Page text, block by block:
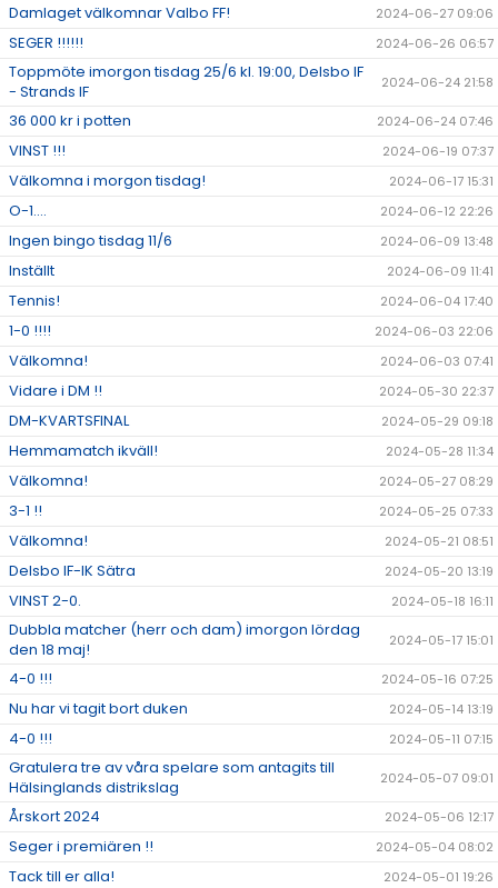
Damlaget välkomnar Valbo FF! 2024-06-27 09:06
SEGER !!!!!! 2024-06-26 06:57
Toppmöte imorgon tisdag 25/6 kl. 19:00, Delsbo IF
- Strands IF
2024-06-24 21:58
36 000 kr i potten 2024-06-24 07:46
VINST !!! 2024-06-19 07:37
Välkomna i morgon tisdag! 2024-06-17 15:31
O-1.... 2024-06-12 22:26
Ingen bingo tisdag 11/6 2024-06-09 13:48
Inställt 2024-06-09 11:41
Tennis! 2024-06-04 17:40
1-0 !!!! 2024-06-03 22:06
Välkomna! 2024-06-03 07:41
Vidare i DM !! 2024-05-30 22:37
DM-KVARTSFINAL 2024-05-29 09:18
Hemmamatch ikväll! 2024-05-28 11:34
Välkomna! 2024-05-27 08:29
3-1 !! 2024-05-25 07:33
Välkomna! 2024-05-21 08:51
Delsbo IF-IK Sätra 2024-05-20 13:19
VINST 2-0. 2024-05-18 16:11
Dubbla matcher (herr och dam) imorgon lördag
den 18 maj!
2024-05-17 15:01
4-0 !!! 2024-05-16 07:25
Nu har vi tagit bort duken 2024-05-14 13:19
4-0 !!! 2024-05-11 07:15
Gratulera tre av våra spelare som antagits till
Hälsinglands distrikslag
2024-05-07 09:01
Årskort 2024 2024-05-06 12:17
Seger i premiären !! 2024-05-04 08:02
Tack till er alla! 2024-05-01 19:26